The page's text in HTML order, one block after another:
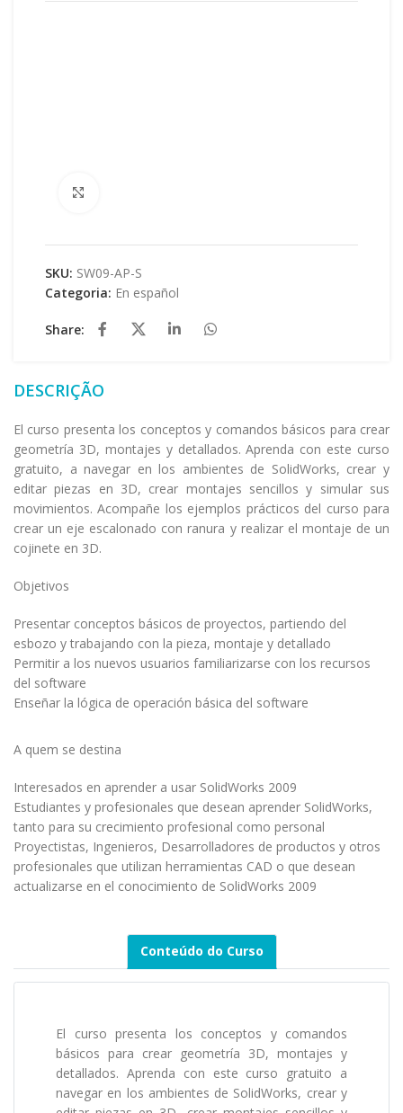
SKU: SW09-AP-S
Categoria: En español
Share:
DESCRIÇÃO
El curso presenta los conceptos y comandos básicos para crear
geometría 3D, montajes y detallados. Aprenda con este curso
gratuito, a navegar en los ambientes de SolidWorks, crear y
editar piezas en 3D, crear montajes sencillos y simular sus
movimientos. Acompañe los ejemplos prácticos del curso para
crear un eje escalonado con ranura y realizar el montaje de un
cojinete en 3D.
Objetivos
Presentar conceptos básicos de proyectos, partiendo del
esbozo y trabajando con la pieza, montaje y detallado
Permitir a los nuevos usuarios familiarizarse con los recursos
del software
Enseñar la lógica de operación básica del software
A quem se destina
Interesados en aprender a usar SolidWorks 2009
Estudiantes y profesionales que desean aprender SolidWorks,
tanto para su crecimiento profesional como personal
Proyectistas, Ingenieros, Desarrolladores de productos y otros
profesionales que utilizan herramientas CAD o que desean
actualizarse en el conocimiento de SolidWorks 2009
Conteúdo do Curso
El curso presenta los conceptos y comandos
básicos para crear geometría 3D, montajes y
detallados. Aprenda con este curso gratuito a
navegar en los ambientes de SolidWorks, crear y